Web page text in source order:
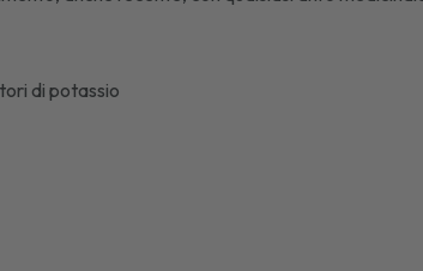
di potassio